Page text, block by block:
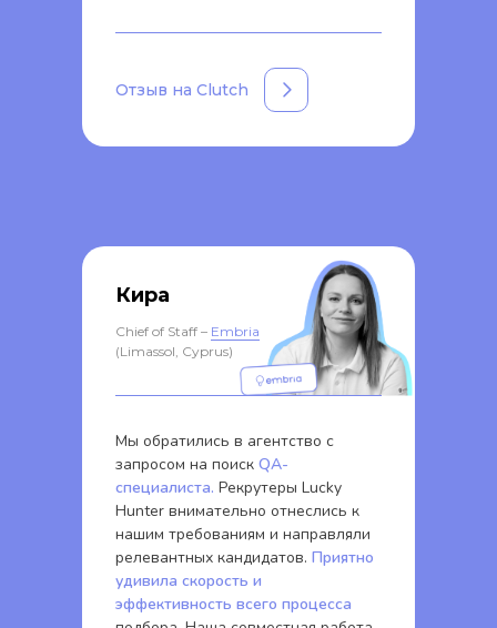
Кира
Мы обратились в агентство с
запросом на поиск QA-
специалиста. Рекрутеры Lucky
Hunter внимательно отнеслись к
нашим требованиям и направляли
релевантных кандидатов. Приятно
удивила скорость и
эффективность всего процесса
Chief of Staff – Embria
(Limassol, Cyprus)
Отзыв на Clutch